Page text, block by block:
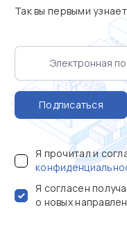
Так вы первыми
Подписаться
Я прочитал и
Я согласен
о новых